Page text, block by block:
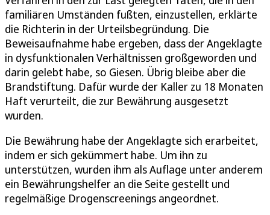
familiären Umständen fußten, einzustellen, erklärte
die Richterin in der Urteilsbegründung. Die
Beweisaufnahme habe ergeben, dass der Angeklagte
in dysfunktionalen Verhältnissen großgeworden und
darin gelebt habe, so Giesen. Übrig bleibe aber die
Brandstiftung. Dafür wurde der Kaller zu 18 Monaten
Haft verurteilt, die zur Bewährung ausgesetzt
wurden.
Die Bewährung habe der Angeklagte sich erarbeitet,
indem er sich gekümmert habe. Um ihn zu
unterstützen, wurden ihm als Auflage unter anderem
ein Bewährungshelfer an die Seite gestellt und
regelmäßige Drogenscreenings angeordnet.